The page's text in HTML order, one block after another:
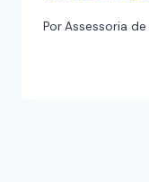
PorAssessoria